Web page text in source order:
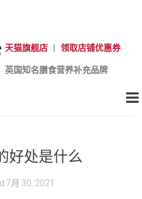
天猫旗舰店 领取店铺优惠券
英国知名膳食营养补充品牌
好处是什么
7月 30, 2021